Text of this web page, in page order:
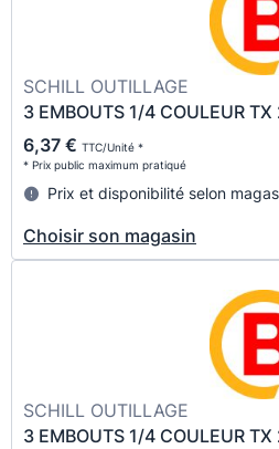
SCHILL OUTILLAGE
3 EMBOUTS 1/4 COULEUR
6,37 € TTC/Unité *
* Prix public maximum pratiqué
Prix et disponibilité selon
Choisir son magasin
SCHILL OUTILLAGE
3 EMBOUTS 1/4 COULEUR